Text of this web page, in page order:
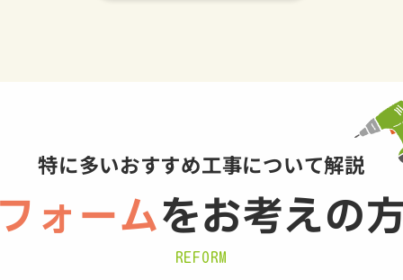
特に多いおすすめ工事について解説
ォームをお考えの
REFORM